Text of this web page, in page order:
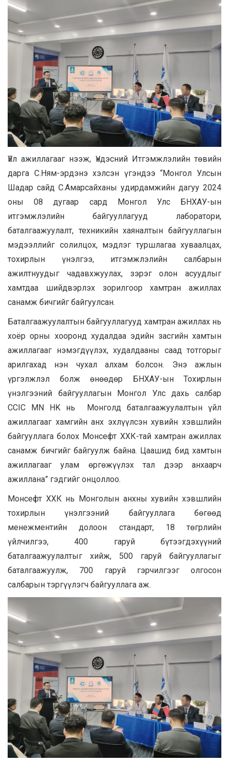
Үйл ажиллагааг нээж, Үндэсний Итгэмжлэлийн төвийн
дарга С.Ням-эрдэнэ хэлсэн үгэндээ “Монгол Улсын
Шадар сайд С.Амарсайханы удирдамжийн дагуу 2024
оны 08 дугаар сард Монгол Улс БНХАУ-ын
итгэмжлэлийн байгууллагууд лаборатори,
баталгаажуулалт, техникийн хаяналтын байгууллагын
мэдээллийг солилцох, мэдлэг туршлагаа хуваалцах,
тохирлын үнэлгээ, итгэмжлэлийн салбарын
ажилтнуудыг чадавхжуулах, зэрэг олон асуудлыг
хамтдаа шийдвэрлэх зорилгоор хамтран ажиллах
санамж бичгийг байгуулсан.
Баталгаажуулалтын байгууллагууд хамтран ажиллах нь
хоёр орны хооронд худалдаа эдийн засгийн хамтын
ажиллагааг нэмэгдүүлэх, худалдааны саад тотгорыг
арилгахад нэн чухал алхам болсон. Энэ ажлын
үргэлжлэл болж өнөөдөр БНХАУ-ын Тохирлын
үнэлгээний байгууллагын Монгол Улс дахь салбар
CCIC MN HK нь Монголд баталгаажуулалтын үйл
ажиллагааг хамгийн анх эхлүүлсэн хувийн хэвшлийн
байгууллага болох Монсефт ХХК-тай хамтран ажиллах
санамж бичгийг байгуулж байна. Цаашид бид хамтын
ажиллагааг улам өргөжүүлэх тал дээр анхаарч
ажиллана” гэдгийг онцоллоо.
Монсефт ХХК нь Монголын анхны хувийн хэвшлийн
тохирлын үнэлгээний байгууллага бөгөөд
менежментийн долоон стандарт, 18 төгрлийн
үйлчилгээ, 400 гаруй бүтээгдэхүүний
баталгаажуулалтыг хийж, 500 гаруй байгууллагыг
баталгаажуулж, 700 гаруй гэрчилгээг олгосон
салбарын тэргүүлэгч байгууллага аж.